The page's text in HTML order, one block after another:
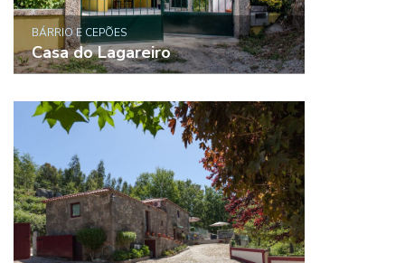
BÁRRIO E CEPÕES
Casa do Lagareiro